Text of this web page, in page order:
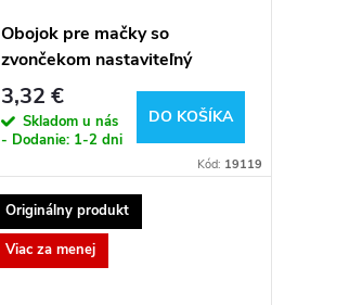
Obojok pre mačky so
zvončekom nastaviteľný
3,32 €
Skladom u nás
- Dodanie: 1-2 dni
DO KOŠÍKA
Kód: 19119
Originálny produkt
Viac za menej